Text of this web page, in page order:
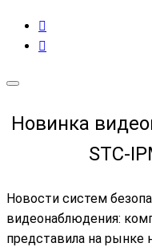
Новинка
STC-
Новости систем
видеонаблюдения:
представила на